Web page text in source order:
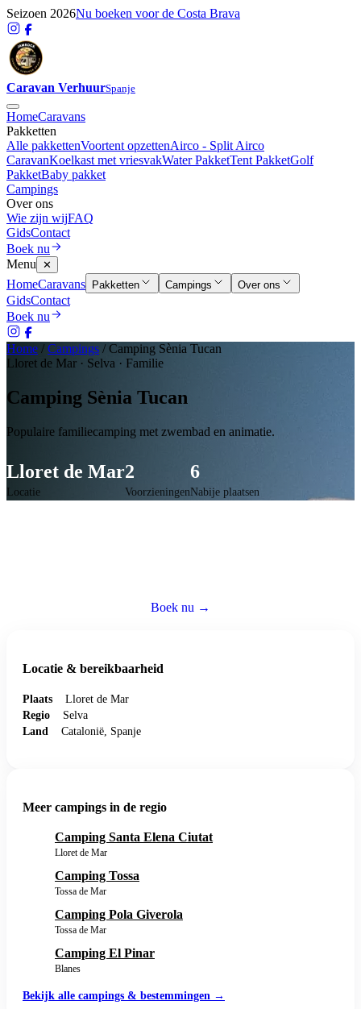
Seizoen 2026Nu boeken voor de Costa Brava
Caravan VerhuurSpanje
HomeCaravans
Pakketten
Alle pakkettenVoortent opzettenAirco - Split Airco
CaravanKoelkast met vriesvakWater PakketTent PakketGolf
PakketBaby pakket
Campings
Over ons
Wie zijn wijFAQ
GidsContact
Boek nu
Menu
✕
HomeCaravans Pakketten Campings Over ons
GidsContact
Boek nu
Home / Campings / Camping Sènia Tucan
Lloret de Mar · Selva · Familie
Camping Sènia Tucan
Populaire familiecamping met zwembad en animatie.
Lloret de Mar
Locatie
2
Voorzieningen
6
Nabije plaatsen
Boek nu →
Locatie & bereikbaarheid
Plaats
Lloret de Mar
Regio
Selva
Land
Catalonië, Spanje
Meer campings in de regio
Camping Santa Elena Ciutat
Lloret de Mar
Camping Tossa
Tossa de Mar
Camping Pola Giverola
Tossa de Mar
Camping El Pinar
Blanes
Bekijk alle campings & bestemmingen →